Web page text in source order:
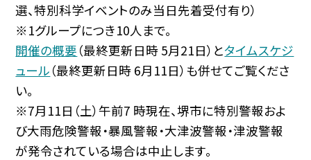
選、特別科学イベントのみ当日先着受付有り）
※1グループにつき10人まで。
開催の概要 （最終更新日時 5月21日）とタイムスケジ
ュール （最終更新日時 6月11日）も併せてご覧くださ
い。
※7月11日（土）午前7 時現在、堺市に特別警報およ
び大雨危険警報・暴風警報・大津波警報・津波警報
が発令されている場合は中止します。